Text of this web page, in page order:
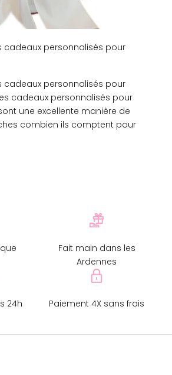
cadeaux personnalisés pour
cadeaux personnalisés pour
cadeaux personnalisés pour
une excellente manière de
combien ils comptent pour
Fait main dans les
Ardennes
24h Paiement 4X sans frais